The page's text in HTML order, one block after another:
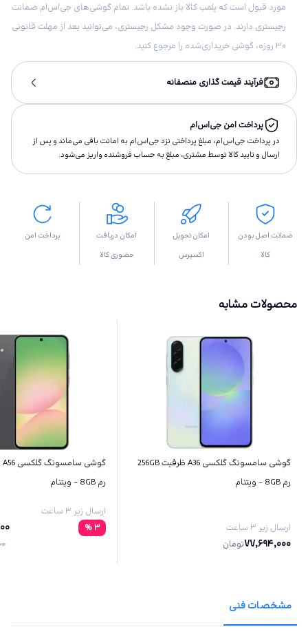
مورد قبول است که پلمب کالا باز نشده باشد. تمام گوشی‌های جی‌اس‌ام ضمانت
رجیستری دارند. در صورت وجود مشکل رجیستری، می‌توانید بعد از مهلت قانونی
۳۰ روزه، گوشی خریداری‌شده را مرجوع کنید.
فرآیند قیمت گذاری منصفانه
پرداخت امن جی‌اس‌ام
در پرداخت جی‌اس‌ام، مبلغ پرداختى نزد جی‌اس‌ام به امانت باقى مى‌ماند و پس از
ارسال و تاييد كالا توسط مشتری، مبلغ به حساب فروشنده واريز مى‌شود.
ضمانت اصل بودن
کالا
امکان تحویل
اکسپرس
امکان دریافت
حضوری کالا
پرداخت امن
محصولات مشابه
گوشی سامسونگ گلکسی A36 ظرفیت 256GB
رم 8GB - ویتنام
ارسال زیر ۳ ساعت
77,694,000تومان
رم 8GB - ویتنام
ارسال زیر ۳ ساعت
3
%
مشخصات فنی